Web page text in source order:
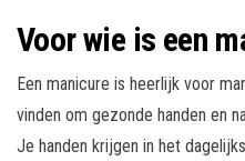
Voor wie is een
Een manicure is heerlijk voor
vinden om gezonde handen en
Je handen krijgen in het